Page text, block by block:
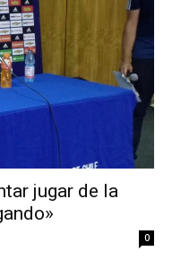
jugar de la
0